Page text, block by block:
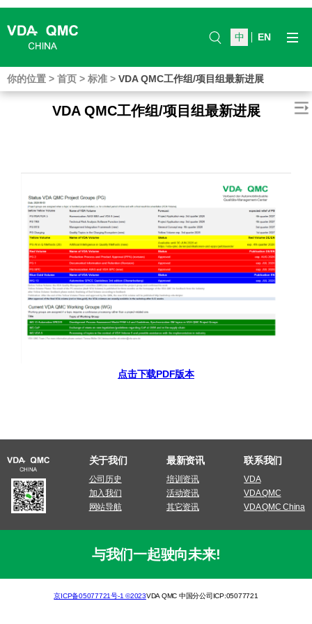
中 EN
你的位置 > 首页 > 标准 > VDA QMC工作组/项目组最新进展
VDA QMC工作组/项目组最新进展
点击下载PDF版本
关于我们
公司历史
加入我们
网站导航
最新资讯
培训资讯
活动资讯
其它资讯
联系我们
VDA
VDA QMC
VDA QMC China
与我们一起驶向未来!
京ICP备05077721号-1 ©2023VDA QMC 中国分公司ICP:05077721